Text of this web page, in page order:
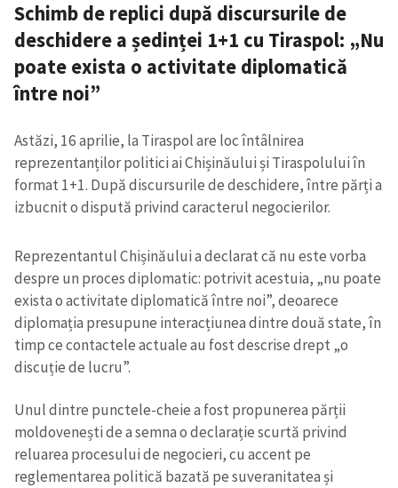
Schimb de replici după discursurile de
deschidere a ședinței 1+1 cu Tiraspol: „Nu
poate exista o activitate diplomatică
între noi”
Astăzi, 16 aprilie, la Tiraspol are loc întâlnirea
reprezentanților politici ai Chișinăului și Tiraspolului în
format 1+1. După discursurile de deschidere, între părți a
izbucnit o dispută privind caracterul negocierilor.
Reprezentantul Chișinăului a declarat că nu este vorba
despre un proces diplomatic: potrivit acestuia, „nu poate
exista o activitate diplomatică între noi”, deoarece
diplomația presupune interacțiunea dintre două state, în
timp ce contactele actuale au fost descrise drept „o
discuție de lucru”.
Unul dintre punctele-cheie a fost propunerea părții
moldovenești de a semna o declarație scurtă privind
reluarea procesului de negocieri, cu accent pe
reglementarea politică bazată pe suveranitatea și